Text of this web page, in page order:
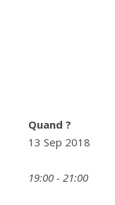
Quand ?
13 Sep 2018
19:00 - 21:00